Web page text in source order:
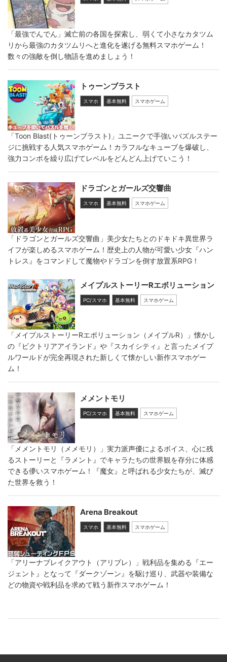
「最強でんでん」滅亡前の各国を探索し、弱くて小さなカタツム
リから最強のカタツムリへと進化を遂げる無料スマホゲーム！
数々の強敵を倒し物語を進めましょう！
トゥーンブラスト
スマホ 基本無料 スマホゲーム
「Toon Blast(トゥーンブラスト)」ユニークで手強いパズルステー
ジに挑戦する人気スマホゲーム！カラフルなキューブを爆破し、
強力コンボを繰り広げてレベルをどんどん上げていこう！
ドラゴンとガールズ交響曲
スマホ 基本無料 スマホゲーム
「ドラゴンとガールズ交響曲」美少女たちとのドキドキ異世界ラ
イフが楽しめるスマホゲーム！歴史上の人物が可愛い少女『ハン
トレス』をコマンドして魔物やドラゴンを倒す放置系RPG！
メイプルストーリーRエボリューション
PC/スマホ 基本無料 スマホゲーム
「メイプルストーリーRエボリューション（メイプルR）」懐かし
の『ビクトリアアイランド』や『スカイシティ』と言ったメイプ
ルワールドが完全再現された新しくて懐かしい新作スマホゲー
ム！
メメントモリ
PC/スマホ 基本無料 スマホゲーム
「メメントモリ（メメモリ）」実力派声優によるボイス、心に残
るストーリーと『ラメント』でキャラたちの世界観を存分に体感
できる儚いスマホゲーム！『魔女』と呼ばれる少女たちが、滅び
た世界を救う！
Arena Breakout
スマホ 基本無料 スマホゲーム
「アリーナブレイクアウト（アリブレ）」戦利品を集める『エー
ジェント』となって『ダークゾーン』を駆け巡り、武器や装備な
どの物資や戦利品を求めて戦う新作スマホゲーム！